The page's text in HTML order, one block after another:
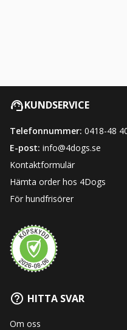
KUNDSERVICE
Telefonnummer: 0418-48
E-post: info@4dogs.se
Kontaktformulär
Hämta order hos 4Dogs
För hundfrisörer
HITTA SVAR
Om oss